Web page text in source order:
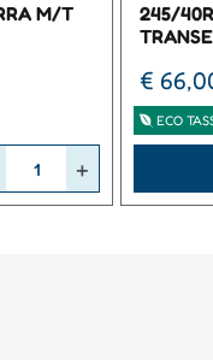
M/T
245/
€
ECO